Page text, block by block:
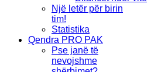
Një letër për birin
tim!
Statistika
Qendra PRO PAK
Pse janë të
nevojshme